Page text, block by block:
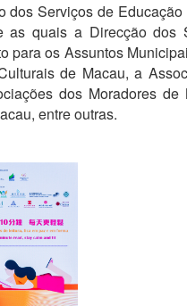
dos Serviços de
as quais a Direcção dos
para os Assuntos
de Macau, a
dos Moradores de
entre outras.